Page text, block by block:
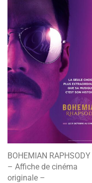
BOHEMIAN RAPHSODY
– Affiche de cinéma
originale –